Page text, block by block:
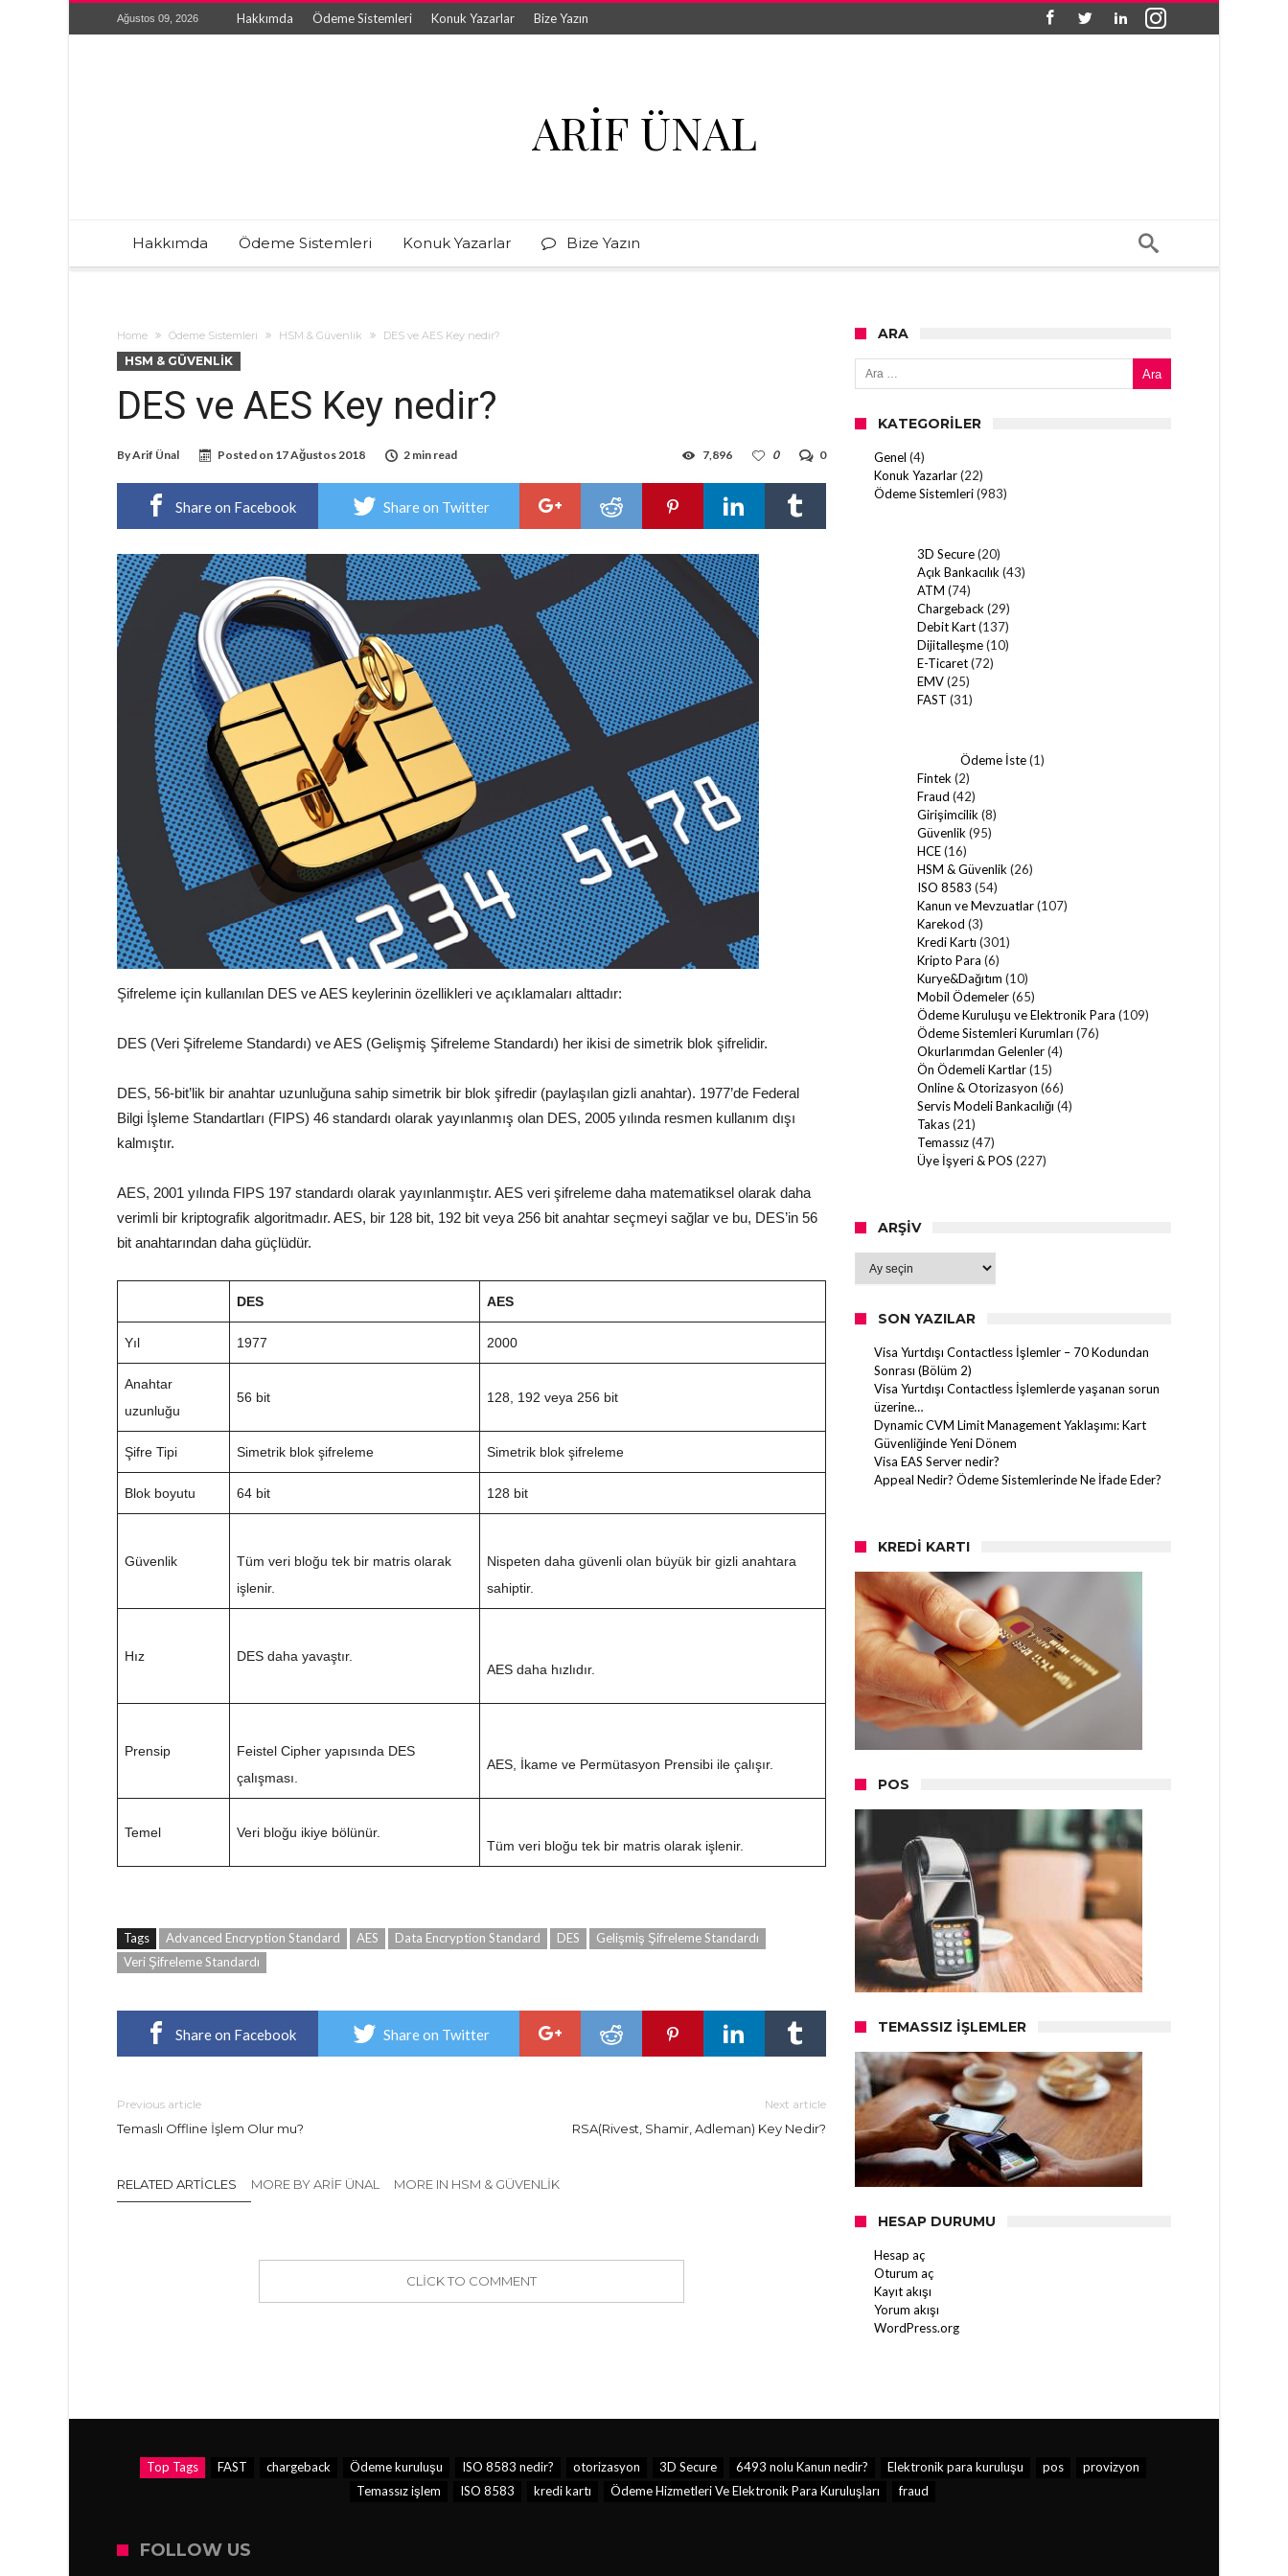
Ağustos 09, 2026 Hakkımda Ödeme Sistemleri Konuk Yazarlar Bize Yazın
ARIF ÜNAL
Hakkımda Ödeme Sistemleri Konuk Yazarlar Bize Yazın
Home Ödeme Sistemleri HSM & Güvenlik DES ve AES Key nedir?
HSM & GÜVENLIK
DES ve AES Key nedir?
ByArif Ünal Posted on 17 Ağustos 2018 2 min read 0
0
7,896
Share on Facebook Share on Twitter
Şifreleme için kullanılan DES ve AES keylerinin özellikleri ve açıklamaları alttadır:
DES (Veri Şifreleme Standardı) ve AES (Gelişmiş Şifreleme Standardı) her ikisi de simetrik blok şifrelidir.
DES, 56-bit’lik bir anahtar uzunluğuna sahip simetrik bir blok şifredir (paylaşılan gizli anahtar). 1977’de Federal
Bilgi İşleme Standartları (FIPS) 46 standardı olarak yayınlanmış olan DES, 2005 yılında resmen kullanım dışı
kalmıştır.
AES, 2001 yılında FIPS 197 standardı olarak yayınlanmıştır. AES veri şifreleme daha matematiksel olarak daha
verimli bir kriptografik algoritmadır. AES, bir 128 bit, 192 bit veya 256 bit anahtar seçmeyi sağlar ve bu, DES’in 56
bit anahtarından daha güçlüdür.
DES AES
Yıl 1977 2000
Anahtar
uzunluğu
56 bit 128, 192 veya 256 bit
Şifre Tipi Simetrik blok şifreleme Simetrik blok şifreleme
Blok boyutu 64 bit 128 bit
Güvenlik
Tüm veri bloğu tek bir matris olarak
işlenir.
Nispeten daha güvenli olan büyük bir gizli anahtara
sahiptir.
Hız
DES daha yavaştır.
AES daha hızlıdır.
Prensip
Feistel Cipher yapısında DES
çalışması.
AES, İkame ve Permütasyon Prensibi ile çalışır.
Temel
Veri bloğu ikiye bölünür.
Tüm veri bloğu tek bir matris olarak işlenir.
Tags Advanced Encryption Standard AES Data Encryption Standard DES
Gelişmiş Şifreleme Standardı
Veri Şifreleme Standardı
Share on Facebook Share on Twitter
Previous article
Temaslı Offline İşlem Olur mu?
Next article
RSA(Rivest, Shamir, Adleman) Key Nedir?
RELATED ARTICLES MORE BY ARIF ÜNAL MORE IN HSM & GÜVENLIK
CLICK TO COMMENT
ARA
Arama:
KATEGORILER
Genel (4)
Konuk Yazarlar(22)
Ödeme Sistemleri(983)
3D Secure(20)
Açık Bankacılık (43)
ATM (74)
Chargeback (29)
Debit Kart(137)
Dijitalleşme(10)
E-Ticaret(72)
EMV(25)
FAST (31)
Ödeme İste(1)
Fintek (2)
Fraud (42)
Girişimcilik (8)
Güvenlik (95)
HCE(16)
HSM & Güvenlik (26)
ISO 8583 (54)
Kanun ve Mevzuatlar(107)
Karekod (3)
Kredi Kartı (301)
Kripto Para (6)
Kurye&Dağıtım (10)
Mobil Ödemeler(65)
Ödeme Kuruluşu ve Elektronik Para (109)
Ödeme Sistemleri Kurumları (76)
Okurlarımdan Gelenler(4)
Ön Ödemeli Kartlar(15)
Online & Otorizasyon (66)
Servis Modeli Bankacılığı (4)
Takas(21)
Temassız(47)
Üye İşyeri & POS (227)
ARŞIV
SON YAZILAR
Visa Yurtdışı Contactless İşlemler – 70 Kodundan
Sonrası (Bölüm 2)
Visa Yurtdışı Contactless İşlemlerde yaşanan sorun
üzerine…
Dynamic CVM Limit Management Yaklaşımı: Kart
Güvenliğinde Yeni Dönem
Visa EAS Server nedir?
Appeal Nedir? Ödeme Sistemlerinde Ne İfade Eder?
KREDI KARTI
POS
TEMASSIZ İŞLEMLER
HESAP DURUMU
Hesap aç
Oturum aç
Kayıt akışı
Yorum akışı
WordPress.org
Top Tags FAST chargeback Ödeme kuruluşu ISO 8583 nedir? otorizasyon 3D Secure 6493 nolu Kanun nedir? Elektronik para kuruluşu pos
provizyon
Temassız işlem
ISO 8583 kredi kartı Ödeme Hizmetleri Ve Elektronik Para Kuruluşları fraud
FOLLOW US